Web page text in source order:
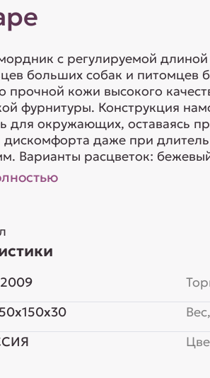
с регулируемой
больших собак и питомцев
прочной кожи высокого
фурнитуры. Конструкция
для окружающих, оставаясь
дискомфорта даже при
Варианты расцветок: